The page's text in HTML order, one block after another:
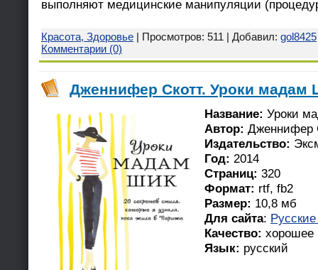
выполняют медицинские манипуляции
Красота, Здоровье | Просмотров: 511 | Добавил: gol8425
Комментарии (0)
Дженнифер Скотт. Уроки мадам
Название: Уроки
Автор: Дженнифер
Издательство:
Год: 2014
Страниц: 320
Формат: rtf, fb2
Размер: 10,8 мб
Для сайта: Русские
Качество: хорошее
Язык: русский